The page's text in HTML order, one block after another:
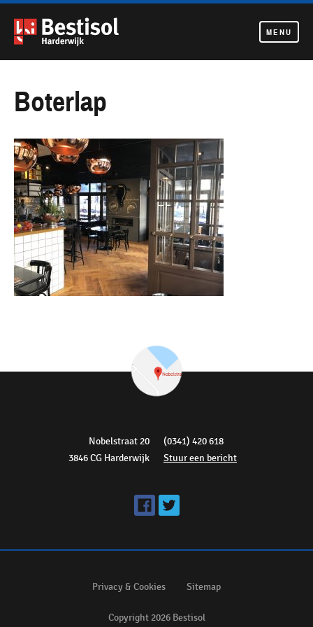
Navigatie
MENU
Boterlap
Nobelstraat 20
3846 CG Harderwijk
(0341) 420 618
Stuur een bericht
Copyright 2026 Bestisol
Privacy & Cookies Sitemap